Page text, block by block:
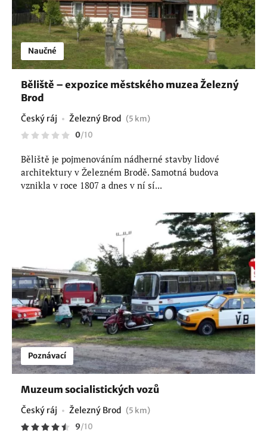
Naučné
Běliště – expozice městského muzea Železný
Brod
Český ráj Železný Brod (5 km)
0/10
Běliště je pojmenováním nádherné stavby lidové
architektury v Železném Brodě. Samotná budova
vznikla v roce 1807 a dnes v ní sí...
Poznávací
Muzeum socialistických vozů
Český ráj Železný Brod (5 km)
9/10